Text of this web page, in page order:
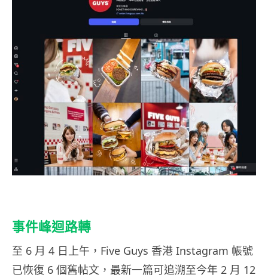
事件峰迴路轉
至 6 月 4 日上午，Five Guys 香港 Instagram 帳號
已恢復 6 個舊帖文，最新一篇可追溯至今年 2 月 12